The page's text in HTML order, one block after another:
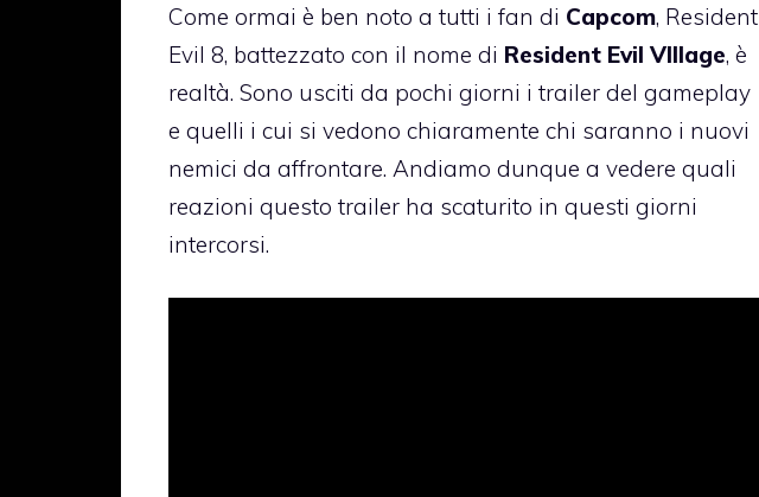
Come ormai è ben noto a tutti i fan di Capcom, Resident
Evil 8, battezzato con il nome di Resident Evil VIllage, è
realtà. Sono usciti da pochi giorni i trailer del gameplay
e quelli i cui si vedono chiaramente chi saranno i nuovi
nemici da affrontare. Andiamo dunque a vedere quali
reazioni questo trailer ha scaturito in questi giorni
intercorsi.